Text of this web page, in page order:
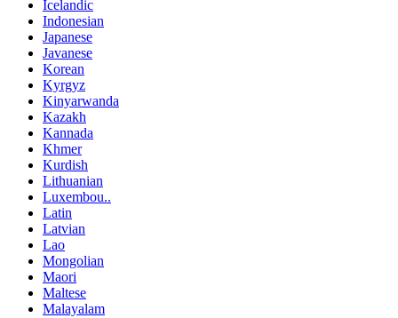
Icelandic
Indonesian
Japanese
Javanese
Korean
Kyrgyz
Kinyarwanda
Kazakh
Kannada
Khmer
Kurdish
Lithuanian
Luxembou..
Latin
Latvian
Lao
Mongolian
Maori
Maltese
Malayalam